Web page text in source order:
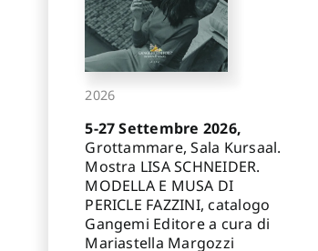
2026
5-27 Settembre 2026,
Grottammare, Sala Kursaal.
Mostra LISA SCHNEIDER.
MODELLA E MUSA DI
PERICLE FAZZINI, catalogo
Gangemi Editore a cura di
Mariastella Margozzi